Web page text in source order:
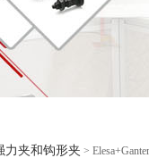
力夹和钩形夹 >